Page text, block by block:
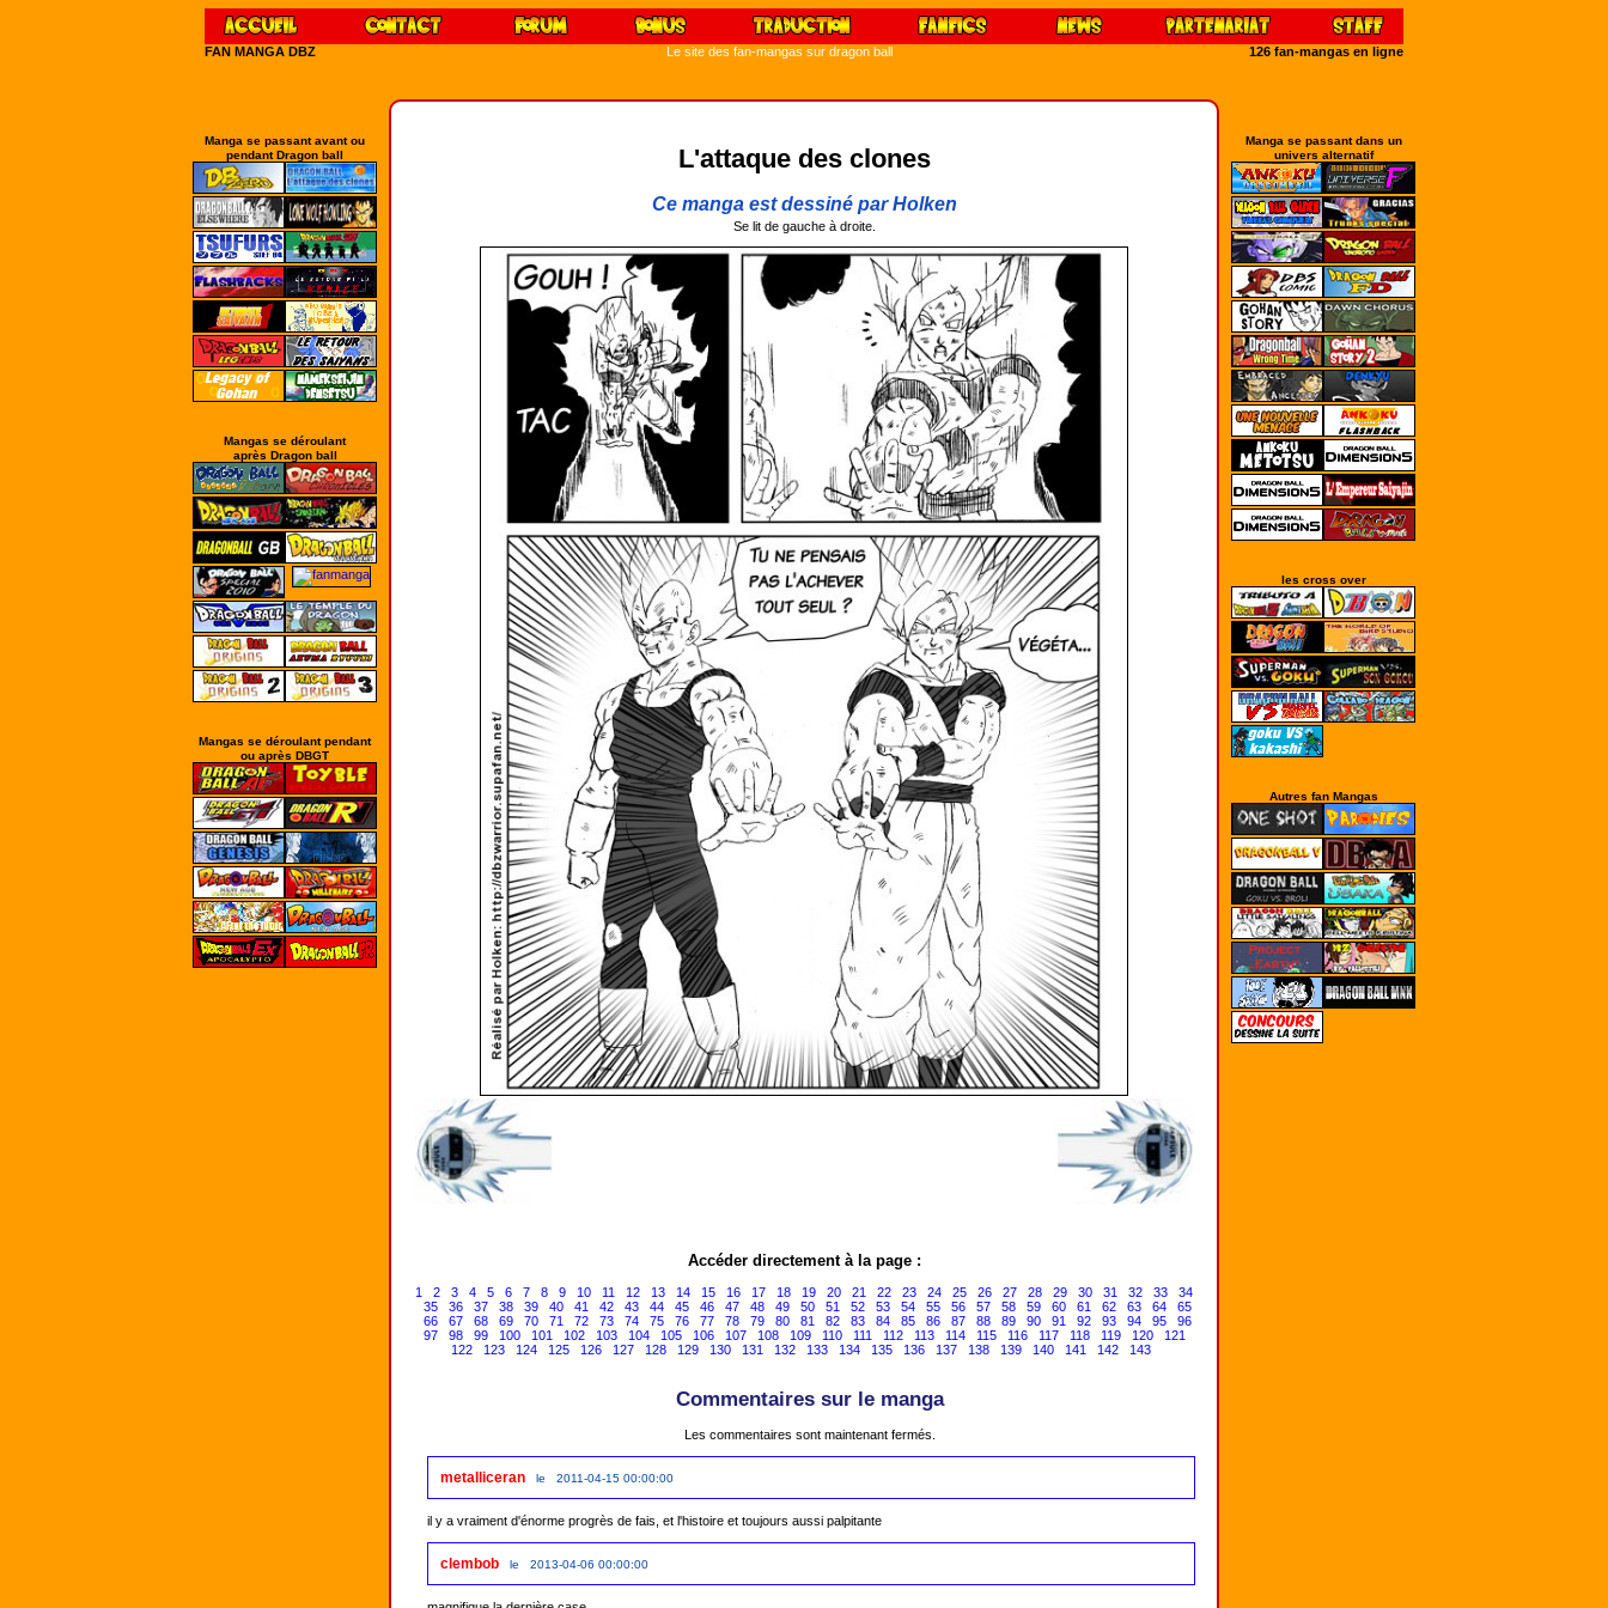
FAN MANGA DBZ Le site des fan-mangas sur dragon ball 126 fan-mangas en ligne
Manga se passant dans un
univers alternatif
les cross over
Autres fan Mangas
Manga se passant avant ou
pendant Dragon ball
Mangas se déroulant
après Dragon ball
Mangas se déroulant pendant
ou après DBGT
L'attaque des clones
Ce manga est dessiné par Holken
Se lit de gauche à droite.
Accéder directement à la page :
1 2 3 4 5 6 7 8 9 10 11 12 13 14 15 16 17 18 19 20 21 22 23 24 25 26 27 28 29 30 31 32 33
34
35
36 37 38 39 40 41 42 43 44 45 46 47 48 49 50 51 52 53 54 55 56 57 58 59 60 61 62 63 64
65
66
67 68 69 70 71 72 73 74 75 76 77 78 79 80 81 82 83 84 85 86 87 88 89 90 91 92 93 94 95
96
97
98 99 100 101 102 103 104 105 106 107 108 109 110 111 112 113 114 115 116 117 118 119 120
121
122
123 124 125 126 127 128 129 130 131 132 133 134 135 136 137 138 139 140 141 142 143
Commentaires sur le manga
Les commentaires sont maintenant fermés.
metalliceran le 2011-04-15 00:00:00
il y a vraiment d'énorme progrès de fais, et l'histoire et toujours aussi palpitante
clembob le 2013-04-06 00:00:00